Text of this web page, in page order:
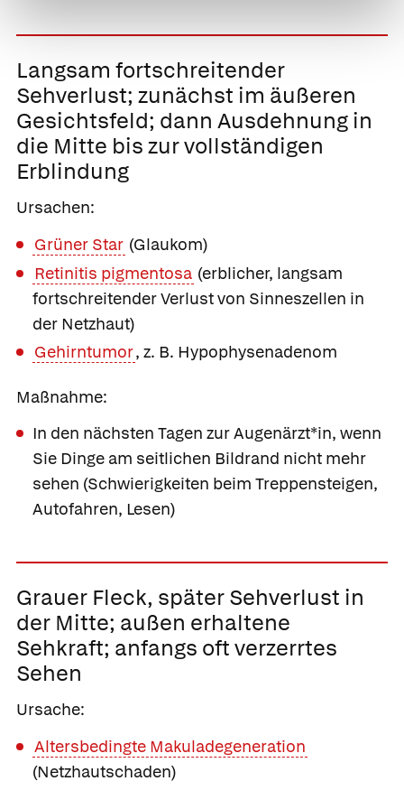
Langsam fortschreitender
Sehverlust; zunächst im äußeren
Gesichtsfeld; dann Ausdehnung in
die Mitte bis zur vollständigen
Erblindung
Ursachen:
Grüner Star (Glaukom)
Retinitis pigmentosa (erblicher, langsam
fortschreitender Verlust von Sinneszellen in
der Netzhaut)
Gehirntumor, z. B. Hypophysenadenom
Maßnahme:
In den nächsten Tagen zur Augenärzt*in, wenn
Sie Dinge am seitlichen Bildrand nicht mehr
sehen (Schwierigkeiten beim Treppensteigen,
Autofahren, Lesen)
Grauer Fleck, später Sehverlust in
der Mitte; außen erhaltene
Sehkraft; anfangs oft verzerrtes
Sehen
Ursache:
Altersbedingte Makuladegeneration
(Netzhautschaden)